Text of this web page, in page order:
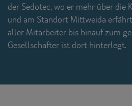
der Sedotec, wo er mehr über die
und am Standort Mittweida
aller Mitarbeiter bis hinauf zum
Gesellschafter ist dort hinterlegt.